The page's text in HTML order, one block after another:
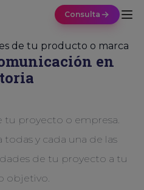
Consulta
de tu producto o marca
en
tu proyecto o empresa.
y cada una de las
de tu proyecto a tu
objetivo.